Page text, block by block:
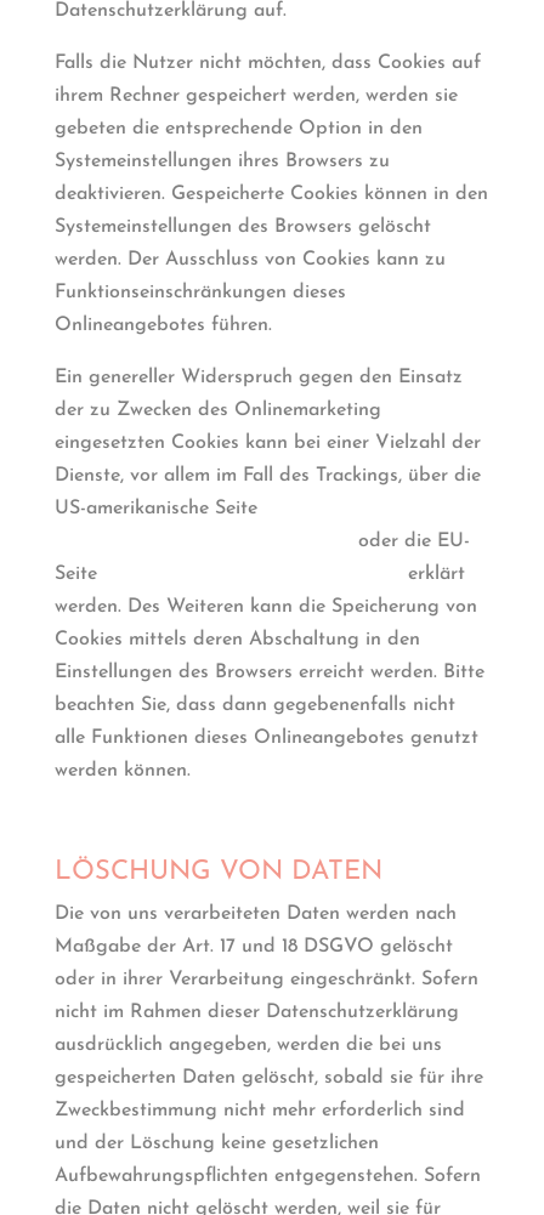
Datenschutzerklärung auf.
Falls die Nutzer nicht möchten, dass Cookies auf
ihrem Rechner gespeichert werden, werden sie
gebeten die entsprechende Option in den
Systemeinstellungen ihres Browsers zu
deaktivieren. Gespeicherte Cookies können in den
Systemeinstellungen des Browsers gelöscht
werden. Der Ausschluss von Cookies kann zu
Funktionseinschränkungen dieses
Onlineangebotes führen.
Ein genereller Widerspruch gegen den Einsatz
der zu Zwecken des Onlinemarketing
eingesetzten Cookies kann bei einer Vielzahl der
Dienste, vor allem im Fall des Trackings, über die
US-amerikanische Seite
oder die EU-
Seite
erklärt
werden. Des Weiteren kann die Speicherung von
Cookies mittels deren Abschaltung in den
Einstellungen des Browsers erreicht werden. Bitte
beachten Sie, dass dann gegebenenfalls nicht
alle Funktionen dieses Onlineangebotes genutzt
werden können.
LÖSCHUNG VON DATEN
Die von uns verarbeiteten Daten werden nach
Maßgabe der Art. 17 und 18 DSGVO gelöscht
oder in ihrer Verarbeitung eingeschränkt. Sofern
nicht im Rahmen dieser Datenschutzerklärung
ausdrücklich angegeben, werden die bei uns
gespeicherten Daten gelöscht, sobald sie für ihre
Zweckbestimmung nicht mehr erforderlich sind
und der Löschung keine gesetzlichen
Aufbewahrungspflichten entgegenstehen. Sofern
die Daten nicht gelöscht werden, weil sie für